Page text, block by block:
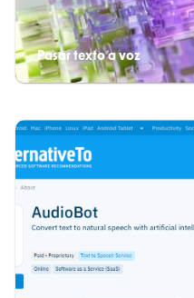
Pasar texto a voz